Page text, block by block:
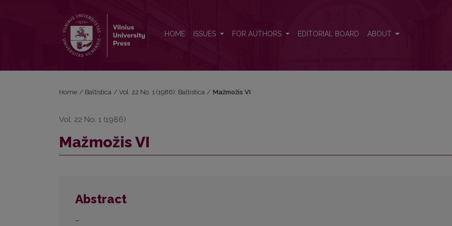
HOME ISSUES FOR AUTHORS EDITORIAL BOARD ABOUT
Home / Baltistica / Vol. 22 No. 1 (1986): Baltistica / Mažmožis VI
Vol. 22 No. 1 (1986)
Mažmožis VI
Abstract
–